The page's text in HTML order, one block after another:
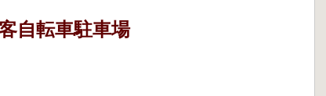
自転車駐車場